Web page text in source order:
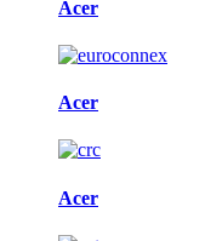
Acer
Acer
Acer